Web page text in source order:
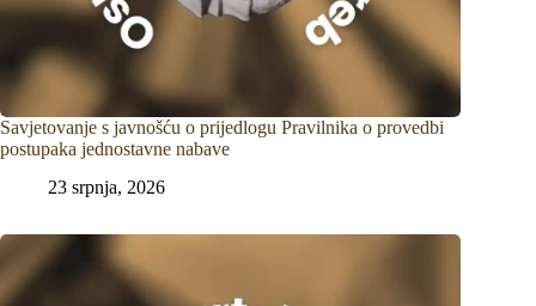
Savjetovanje s javnošću o prijedlogu Pravilnika o provedbi
postupaka jednostavne nabave
23 srpnja, 2026